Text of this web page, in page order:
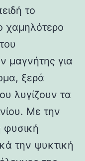
το
χαμηλότερο
μαγνήτης για
ξερά
λυγίζουν τα
Με την
φυσική
την ψυκτική